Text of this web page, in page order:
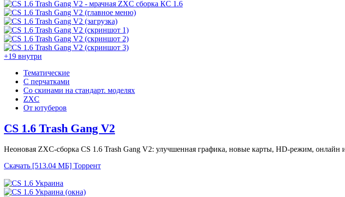
+19 внутри
Тематические
С перчатками
Со скинами на стандарт. моделях
ZXC
От ютуберов
CS 1.6 Trash Gang V2
Неоновая ZXC-сборка CS 1.6 Trash Gang V2: улучшенная графика, новые карты, HD-режим,
Скачать [513.04 МБ] Торрент